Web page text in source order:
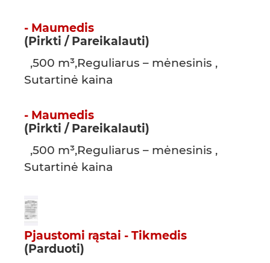
- Maumedis
(Pirkti / Pareikalauti)
,500 m³,Reguliarus – mėnesinis ,
Sutartinė kaina
- Maumedis
(Pirkti / Pareikalauti)
,500 m³,Reguliarus – mėnesinis ,
Sutartinė kaina
Pjaustomi rąstai - Tikmedis
(Parduoti)